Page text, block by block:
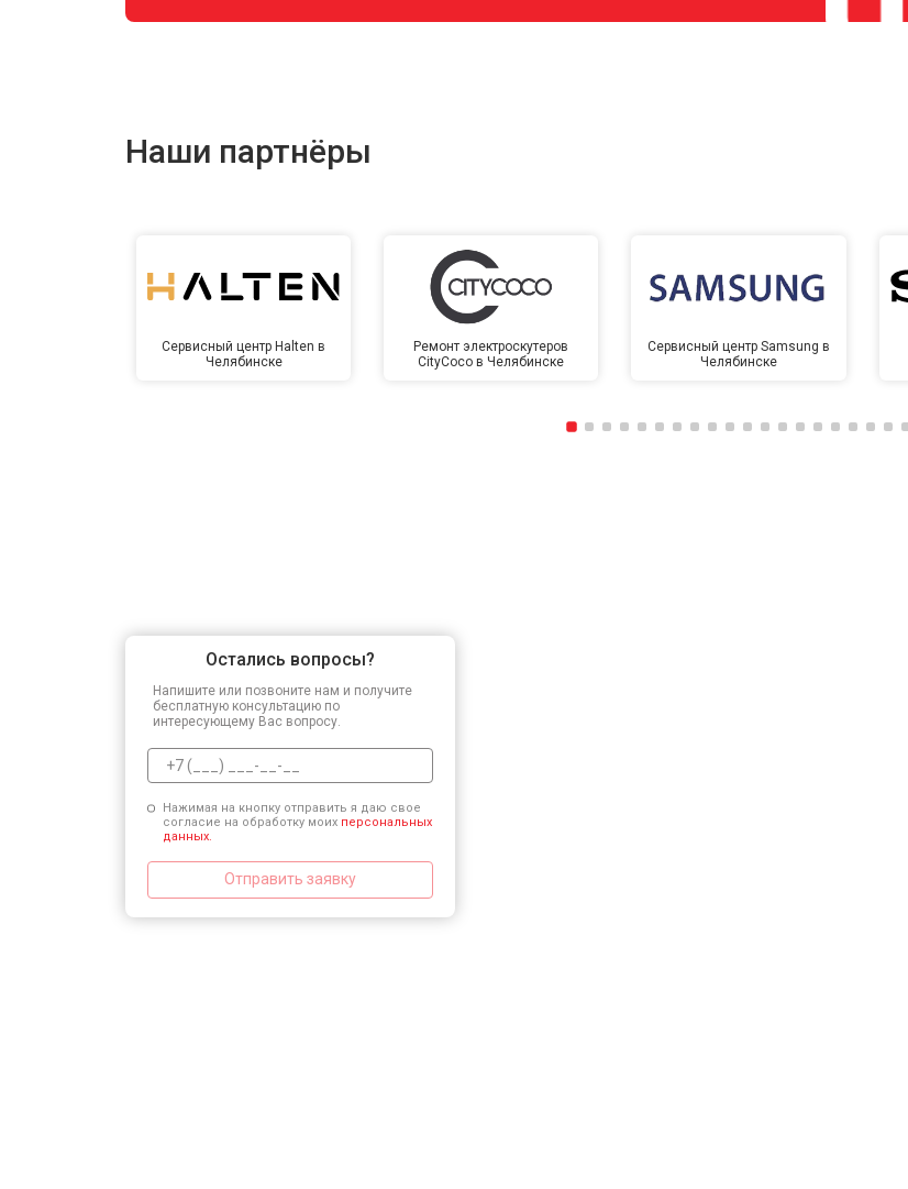
Наши партнёры
Сервисный центр Halten в
Челябинске
Ремонт электроскутеров
CityCoco в Челябинске
Сервисный центр Samsung в
Челябинске
Остались вопросы?
Напишите или позвоните нам и получите
бесплатную консультацию по
интересующему Вас вопросу.
Нажимая на кнопку отправить я даю свое
согласие на обработку моих персональных
данных.
Отправить заявку